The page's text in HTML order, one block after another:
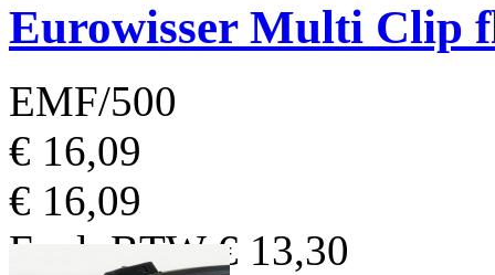
Eurowisser Multi Clip
EMF/500
€ 16,09
€ 16,09
Excl. BTW € 13,30